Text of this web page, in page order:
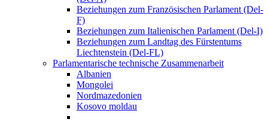
Beziehungen zum Französischen Parlament (Del-
F)
Beziehungen zum Italienischen Parlament (Del-I)
Beziehungen zum Landtag des Fürstentums
Liechtenstein (Del-FL)
Parlamentarische technische Zusammenarbeit
Albanien
Mongolei
Nordmazedonien
Kosovo moldau